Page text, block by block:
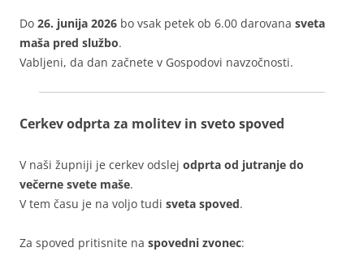
Do 26. junija 2026 bo vsak petek ob 6.00 darovana sveta
maša pred službo.
Vabljeni, da dan začnete v Gospodovi navzočnosti.
Cerkev odprta za molitev in sveto spoved
V naši župniji je cerkev odslej odprta od jutranje do
večerne svete maše.
V tem času je na voljo tudi sveta spoved.
Za spoved pritisnite na spovedni zvonec: